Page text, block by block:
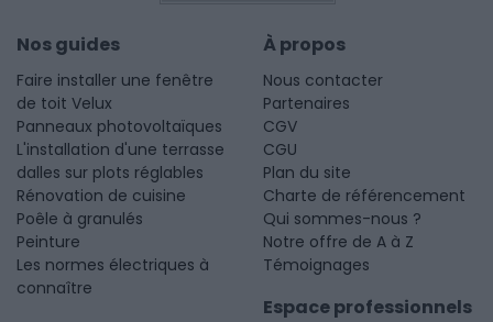
Nos guides
Faire installer une fenêtre
de toit Velux
Panneaux photovoltaïques
L'installation d'une terrasse
dalles sur plots réglables
Rénovation de cuisine
Poêle à granulés
Peinture
Les normes électriques à
connaître
À propos
Nous contacter
Partenaires
CGV
CGU
Plan du site
Charte de référencement
Qui sommes-nous ?
Notre offre de A à Z
Témoignages
Espace professionnels